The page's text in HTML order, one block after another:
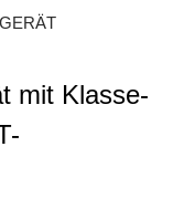
mit Klasse-